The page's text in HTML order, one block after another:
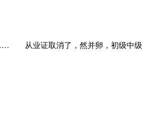
…… 从业证取消了，然并卵，初级中级